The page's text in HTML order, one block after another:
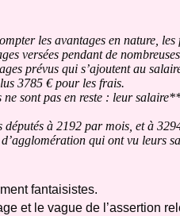
les avantages en nature,
versées pendant de
prévus qui s’ajoutent au
3785 € pour les frais.
sont pas en reste : leur
à 2192 par mois, et à
qui ont vu leurs
fantaisistes.
et le vague de l’assertion